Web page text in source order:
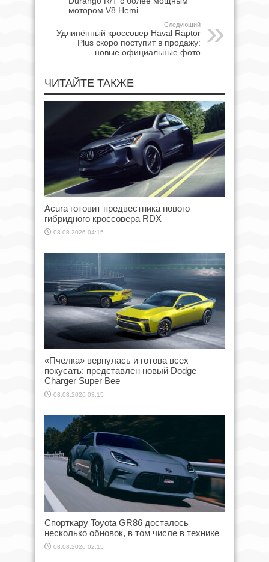
мотором V8 Hemi
Следующий
Удлинённый кроссовер Haval Raptor
Plus скоро поступит в продажу:
новые официальные фото
ЧИТАЙТЕ ТАКЖЕ
Acura готовит предвестника нового
гибридного кроссовера RDX
08.08.2026 04:15
«Пчёлка» вернулась и готова всех
покусать: представлен новый Dodge
Charger Super Bee
08.08.2026 03:15
Спорткару Toyota GR86 досталось
несколько обновок, в том числе в технике
08.08.2026 02:15